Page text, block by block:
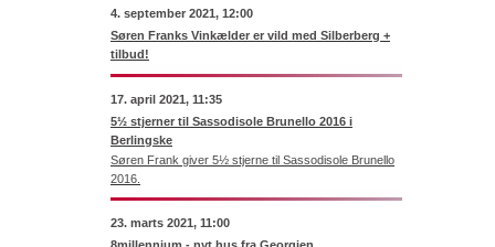
4. september 2021, 12:00
Søren Franks Vinkælder er vild med Silberberg +
tilbud!
17. april 2021, 11:35
5½ stjerner til Sassodisole Brunello 2016 i
Berlingske
Søren Frank giver 5½ stjerne til Sassodisole Brunello
2016.
23. marts 2021, 11:00